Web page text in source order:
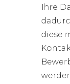
Ihre
diese